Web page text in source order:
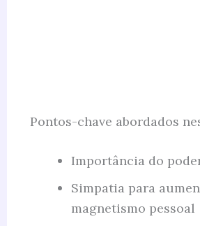
Pontos-chave abordados
Importância do
Simpatia para
magnetismo pessoal